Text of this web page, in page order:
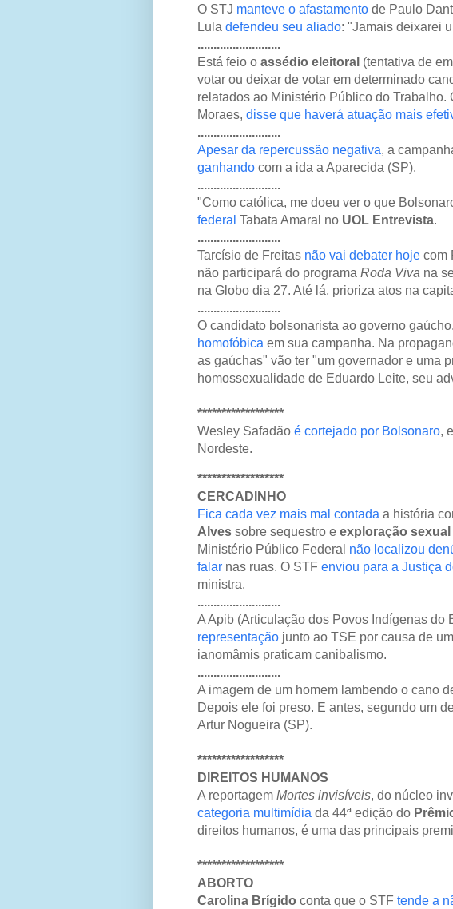
O STJ manteve o afastamento de Paulo
Lula defendeu seu aliado: "Jamais deixarei
..........................
Está feio o assédio eleitoral (tentativa de
votar ou deixar de votar em determinado
relatados ao Ministério Público do
Moraes, disse que haverá atuação mais
..........................
Apesar da repercussão negativa, a
ganhando com a ida a Aparecida (SP).
..........................
"Como católica, me doeu ver o que
federal Tabata Amaral no UOL Entrevista.
..........................
Tarcísio de Freitas não vai debater hoje com
não participará do programa Roda Viva na
na Globo dia 27. Até lá, prioriza atos na
..........................
O candidato bolsonarista ao governo
homofóbica em sua campanha. Na
as gaúchas" vão ter "um governador e uma
homossexualidade de Eduardo Leite, seu
******************
Wesley Safadão é cortejado por Bolsonaro,
Nordeste.
******************
CERCADINHO
Fica cada vez mais mal contada a história
Alves sobre sequestro e exploração
Ministério Público Federal não localizou
falar nas ruas. O STF enviou para a Justiça
ministra.
..........................
A Apib (Articulação dos Povos Indígenas do
representação junto ao TSE por causa de
ianomâmis praticam canibalismo.
..........................
A imagem de um homem lambendo o cano
Depois ele foi preso. E antes, segundo um
Artur Nogueira (SP).
******************
DIREITOS HUMANOS
A reportagem Mortes invisíveis, do núcleo
categoria multimídia da 44ª edição do
direitos humanos, é uma das principais
******************
ABORTO
Carolina Brígido conta que o STF tende a